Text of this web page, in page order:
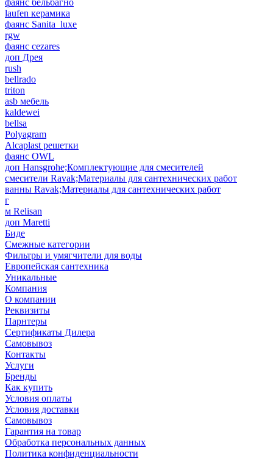
фаянс бельбагно
laufen керамика
фаянс Sanita_luxe
rgw
фаянс cezares
доп Дрея
rush
bellrado
triton
asb мебель
kaldewei
bellsa
Polyagram
Alcaplast решетки
фаянс OWL
доп Hansgrohe;Комплектующие для смесителей
смесители Ravak;Материалы для сантехнических работ
ванны Ravak;Материалы для сантехнических работ
г
м Relisan
доп Maretti
Биде
Смежные категории
Фильтры и умягчители для воды
Европейская сантехника
Уникальные
Компания
О компании
Реквизиты
Парнтеры
Сертификаты Дилера
Самовывоз
Контакты
Услуги
Бренды
Как купить
Условия оплаты
Условия доставки
Самовывоз
Гарантия на товар
Обработка персональных данных
Политика конфиденциальности